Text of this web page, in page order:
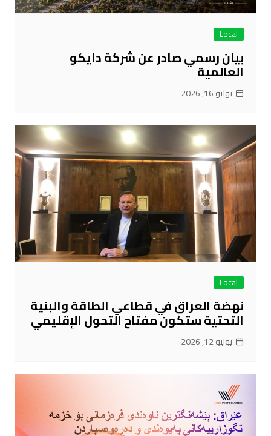
Local
بيان رسمي صادر عن شركة دايكو
العالمية
يوليو 16, 2026
Local
نهضة العراق في قطاعي الطاقة والبنية
التحتية ستكون مفتاح التحول الإقليمي
يوليو 12, 2026